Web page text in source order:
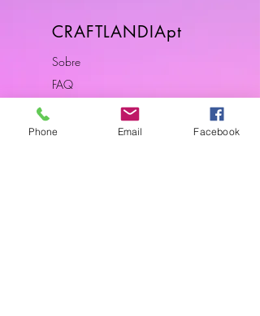
CRAFTLANDIApt
Sobre
FAQ
Envios & Devoluções
Política da Loja
Phone Email Facebook